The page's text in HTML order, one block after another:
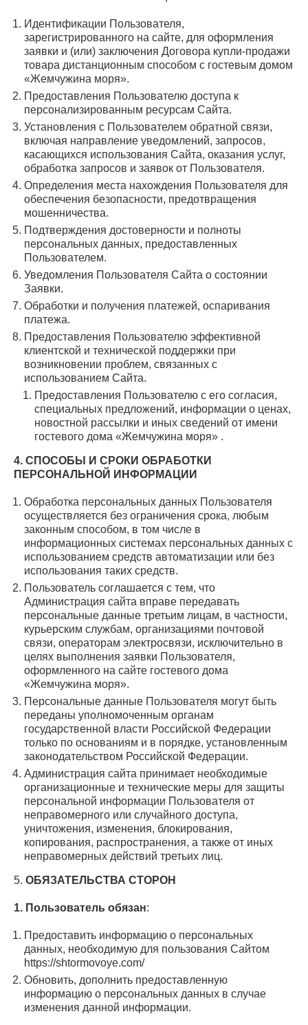
Идентификации Пользователя,
зарегистрированного на сайте, для оформления
заявки и (или) заключения Договора купли-продажи
товара дистанционным способом с гостевым домом
«Жемчужина моря».
Предоставления Пользователю доступа к
персонализированным ресурсам Сайта.
Установления с Пользователем обратной связи,
включая направление уведомлений, запросов,
касающихся использования Сайта, оказания услуг,
обработка запросов и заявок от Пользователя.
Определения места нахождения Пользователя для
обеспечения безопасности, предотвращения
мошенничества.
Подтверждения достоверности и полноты
персональных данных, предоставленных
Пользователем.
Уведомления Пользователя Сайта о состоянии
Заявки.
Обработки и получения платежей, оспаривания
платежа.
Предоставления Пользователю эффективной
клиентской и технической поддержки при
возникновении проблем, связанных с
использованием Сайта.
Предоставления Пользователю с его согласия,
специальных предложений, информации о ценах,
новостной рассылки и иных сведений от имени
гостевого дома «Жемчужина моря» .
4. СПОСОБЫ И СРОКИ ОБРАБОТКИ
ПЕРСОНАЛЬНОЙ ИНФОРМАЦИИ
Обработка персональных данных Пользователя
осуществляется без ограничения срока, любым
законным способом, в том числе в
информационных системах персональных данных с
использованием средств автоматизации или без
использования таких средств.
Пользователь соглашается с тем, что
Администрация сайта вправе передавать
персональные данные третьим лицам, в частности,
курьерским службам, организациями почтовой
связи, операторам электросвязи, исключительно в
целях выполнения заявки Пользователя,
оформленного на сайте гостевого дома
«Жемчужина моря».
Персональные данные Пользователя могут быть
переданы уполномоченным органам
государственной власти Российской Федерации
только по основаниям и в порядке, установленным
законодательством Российской Федерации.
Администрация сайта принимает необходимые
организационные и технические меры для защиты
персональной информации Пользователя от
неправомерного или случайного доступа,
уничтожения, изменения, блокирования,
копирования, распространения, а также от иных
неправомерных действий третьих лиц.
5. ОБЯЗАТЕЛЬСТВА СТОРОН
1. Пользователь обязан:
Предоставить информацию о персональных
данных, необходимую для пользования Сайтом
https://shtormovoye.com/
Обновить, дополнить предоставленную
информацию о персональных данных в случае
изменения данной информации.